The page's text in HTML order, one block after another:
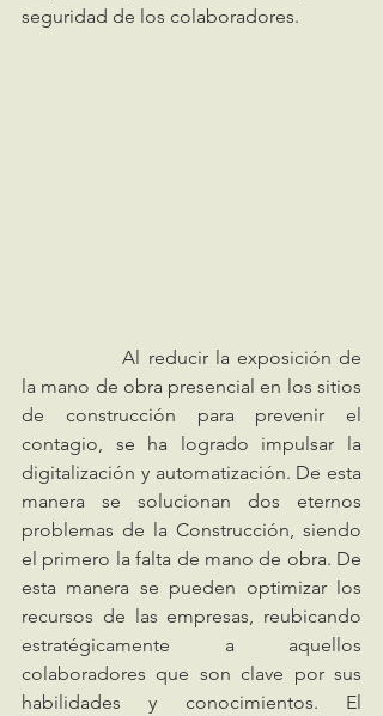
seguridad de los colaboradores.
		Al reducir la exposición de
la mano de obra presencial en los sitios
de construcción para prevenir el
contagio, se ha logrado impulsar la
digitalización y automatización. De esta
manera se solucionan dos eternos
problemas de la Construcción, siendo
el primero la falta de mano de obra. De
esta manera se pueden optimizar los
recursos de las empresas, reubicando
estratégicamente a aquellos
colaboradores que son clave por sus
habilidades y conocimientos. El